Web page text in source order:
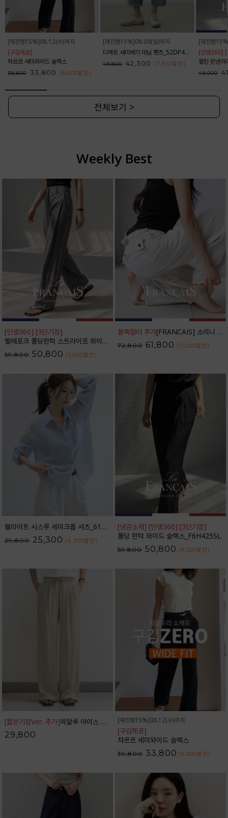
[재진행15%]08.12(수)까지
[구김제로]
챠르르 세미와이드 슬랙스
39,800 33,800 (6,000할인 )
[재진행15%]08.09(일)까지
디케트 세미배기 데님 팬츠_52DP438
49,800 42,300 (7,500할인 )
[재진행
[인생360]
컬틴 린넨라이
49,000
전체보기 >
Weekly Best
[인생360] [3단기장]
벨에포크 폴딩핀턱 스트라이프 와이드 슬랙스_F6S238SL
59,800 50,800 (9,000할인 )
블랙컬러 추가[FRANCAIS] 소리니 스티치 커브드 데님 팬츠_62DP2585
72,800 61,800 (11,000할인 )
웰라이트 시스루 세미크롭 셔츠_61SH2490
29,800 25,300 (4,500할인 )
[냉감소재] [인생360] [3단기장]
폴딩 핀턱 와이드 슬랙스_F6H425SL
59,800 50,800 (9,000할인 )
[짧은기장Ver. 추가]히알루 아이스 밴딩 와이드 팬츠_42PT1784
29,800
[재진행15%]08.12(수)까지
[구김제로]
챠르르 세미와이드 슬랙스
39,800 33,800 (6,000할인 )